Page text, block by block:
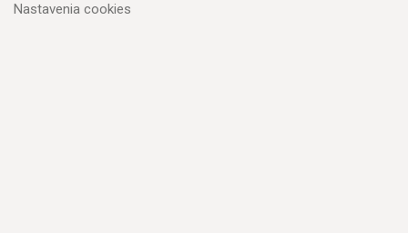
Nastavenia cookies